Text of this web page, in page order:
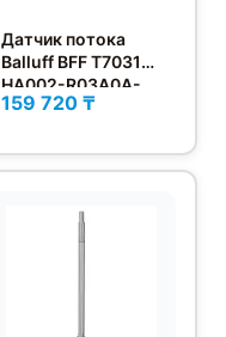
Датчик потока
Balluff BFF T7031-
HA002-R03A0A-
S4
159 720 ₸